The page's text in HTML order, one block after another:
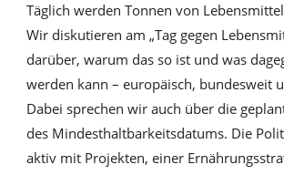
Täglich werden Tonnen von
Wir diskutieren am „Tag gegen
darüber, warum das so ist und was
werden kann – europäisch, bundesweit
Dabei sprechen wir auch über die
des Mindesthaltbarkeitsdatums. Die
aktiv mit Projekten, einer